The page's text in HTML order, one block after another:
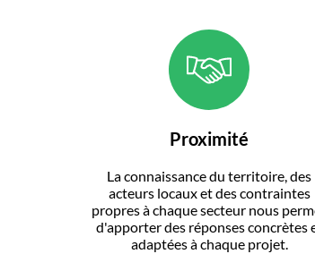
Proximité
La connaissance du territoire, des
acteurs locaux et des contraintes
propres à chaque secteur nous
d'apporter des réponses concrètes
adaptées à chaque projet.